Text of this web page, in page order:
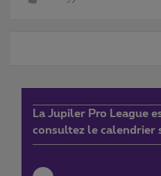
La Jupiler Pro League
consultez le calendrier